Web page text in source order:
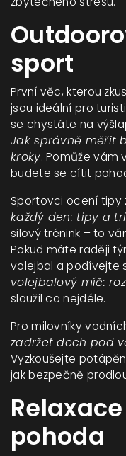
sport
První věc, kterou
jsou ideální pro
se chystáte na
Jak správně měřit
kroky. Pomůže vám
budete se cítit
Sportovci ocení tipy
každý den: tipy a
silový trénink – to
Pokud máte raději
volejbal a podívejte
volejbalový míč:
sloužil co nejdéle.
Pro milovníky
zadržet dech pod
Vyzkoušejte
jak bezpečně
pohoda